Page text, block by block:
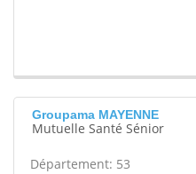
Groupama MAYENNE
Mutuelle Santé Sénior
Département: 53